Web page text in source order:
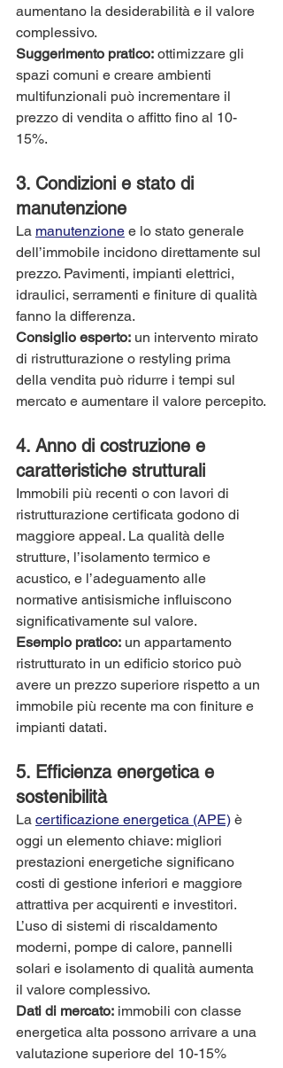
aumentano la desiderabilità e il valore
complessivo.
Suggerimento pratico: ottimizzare gli
spazi comuni e creare ambienti
multifunzionali può incrementare il
prezzo di vendita o affitto fino al 10-
15%.
3. Condizioni e stato di
manutenzione
La manutenzione e lo stato generale
dell’immobile incidono direttamente sul
prezzo. Pavimenti, impianti elettrici,
idraulici, serramenti e finiture di qualità
fanno la differenza.
Consiglio esperto: un intervento mirato
di ristrutturazione o restyling prima
della vendita può ridurre i tempi sul
mercato e aumentare il valore percepito.
4. Anno di costruzione e
caratteristiche strutturali
Immobili più recenti o con lavori di
ristrutturazione certificata godono di
maggiore appeal. La qualità delle
strutture, l’isolamento termico e
acustico, e l’adeguamento alle
normative antisismiche influiscono
significativamente sul valore.
Esempio pratico: un appartamento
ristrutturato in un edificio storico può
avere un prezzo superiore rispetto a un
immobile più recente ma con finiture e
impianti datati.
5. Efficienza energetica e
sostenibilità
La certificazione energetica (APE) è
oggi un elemento chiave: migliori
prestazioni energetiche significano
costi di gestione inferiori e maggiore
attrattiva per acquirenti e investitori.
L’uso di sistemi di riscaldamento
moderni, pompe di calore, pannelli
solari e isolamento di qualità aumenta
il valore complessivo.
Dati di mercato: immobili con classe
energetica alta possono arrivare a una
valutazione superiore del 10-15%